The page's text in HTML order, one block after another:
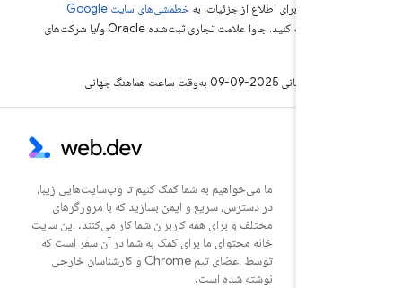
است. برای اطلاع از جزئیات، به
خطمشی‌های سایت Google
مراجعه کنید. جاوا علامت تجاری ثبت‌شده Oracle و/یا شرکت‌های
ما می‌خواهیم به شما کمک کنیم تا وب‌سایت‌هایی زیبا،
در دسترس، سریع و ایمن بسازید که با مرورگرهای
مختلف و برای همه کاربران شما کار می‌کنند. این سایت
خانه محتوای ما برای کمک به شما در آن سفر است که
توسط اعضای تیم Chrome و کارشناسان خارجی
نوشته شده است.